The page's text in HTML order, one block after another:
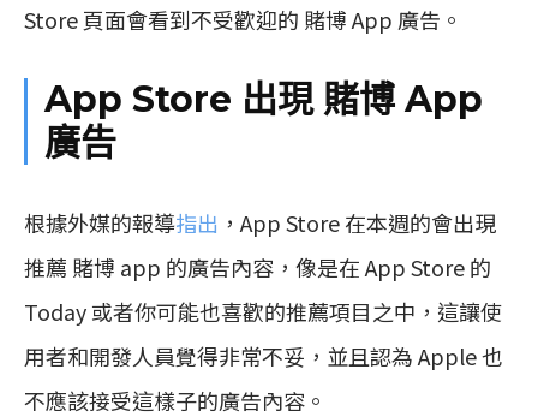
Store 頁面會看到不受歡迎的 賭博 App 廣告。
App Store 出現 賭博 App
廣告
根據外媒的報導指出 ，App Store 在本週的會出現
推薦 賭博 app 的廣告內容，像是在 App Store 的
Today 或者你可能也喜歡的推薦項目之中，這讓使
用者和開發人員覺得非常不妥，並且認為 Apple 也
不應該接受這樣子的廣告內容。